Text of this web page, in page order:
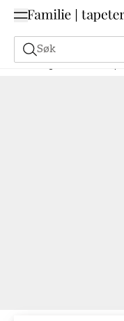
Søk
Maling Bestill basert